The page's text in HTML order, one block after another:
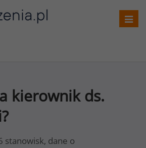
kierownik ds.
stanowisk, dane o